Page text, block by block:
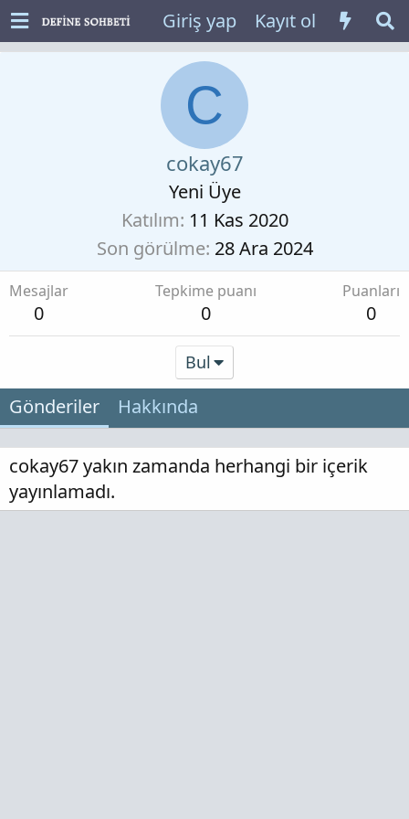
Giriş yap Kayıt ol
C
cokay67
Yeni Üye
Katılım 11 Kas 2020
Son görülme 28 Ara 2024
Mesajlar
0
Tepkime puanı
0
Puanları
0
Bul
Gönderiler Hakkında
cokay67 yakın zamanda herhangi bir içerik
yayınlamadı.